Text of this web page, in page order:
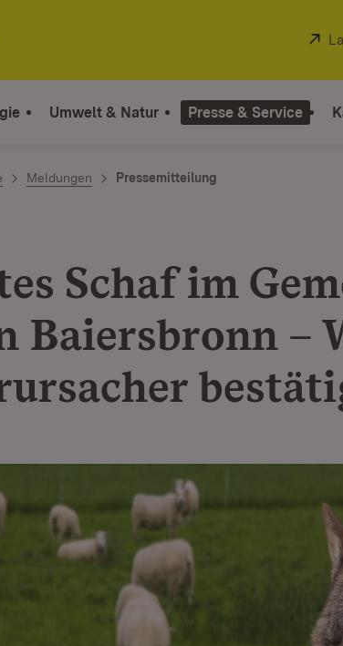
Umwelt & Natur Presse & Service
Meldungen Pressemitteilung
Schaf im
Baiersbronn –